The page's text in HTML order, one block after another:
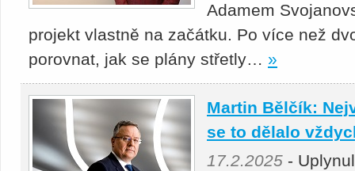
Adamem
projekt vlastně na začátku. Po více než
porovnat, jak se plány střetly… »
Martin Bělčík:
se to dělalo
17.2.2025 -